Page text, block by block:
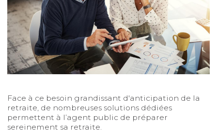
Face à ce besoin grandissant d'anticipation de la
retraite, de nombreuses solutions dédiées
permettent à l’agent public de préparer
sereinement sa retraite.